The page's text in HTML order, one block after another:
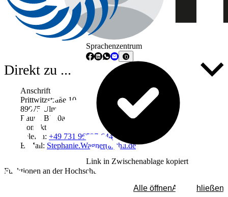
Sprachenzentrum
Link in Zwischenablage kopiert
Direkt zu ...
Anschrift
Prittwitzstraße 10
89075 Ulm
Raum: B210a
Kontakt
Telefon: +49 731 96537-644
E-Mail: Stephanie.Wagner(at)thu.de
Funktionen an der Hochschule
Alle öffnenAlle schließen